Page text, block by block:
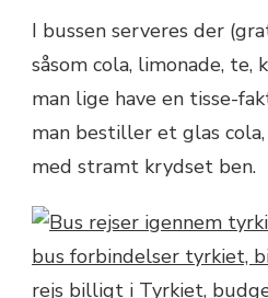
I bussen serveres der
såsom cola, limonade, te,
man lige have en tisse-
man bestiller et glas
med stramt krydset ben.